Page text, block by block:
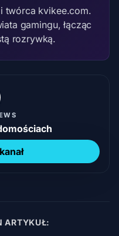
twórca kvikee.com.
gamingu, łącząc
rozrywką.
ARTYKUŁ: